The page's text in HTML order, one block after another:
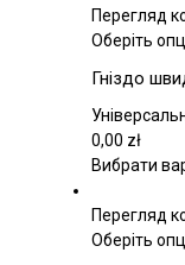
Перегляд
Оберіть
Гніздо
0,00 zł
Вибрати
Перегляд
Оберіть